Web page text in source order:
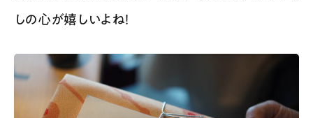
しの心が嬉しいよね！